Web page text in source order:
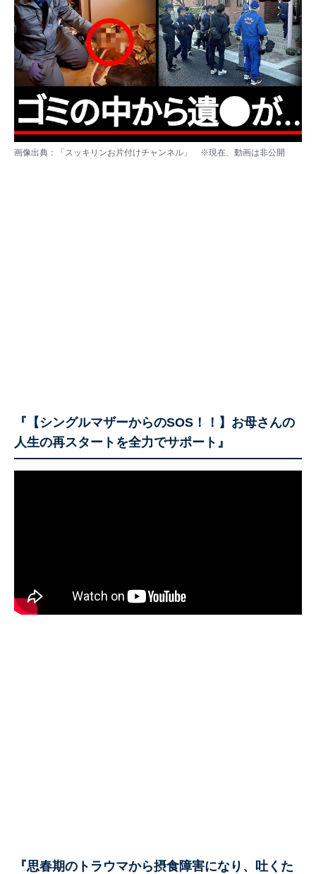
画像出典：「 スッキリンお片付けチャンネル 」 ※現在、動画は非公開
『【シングルマザーからのSOS！！】お母さんの
人生の再スタートを全力でサポート』
『思春期のトラウマから摂食障害になり、吐くた